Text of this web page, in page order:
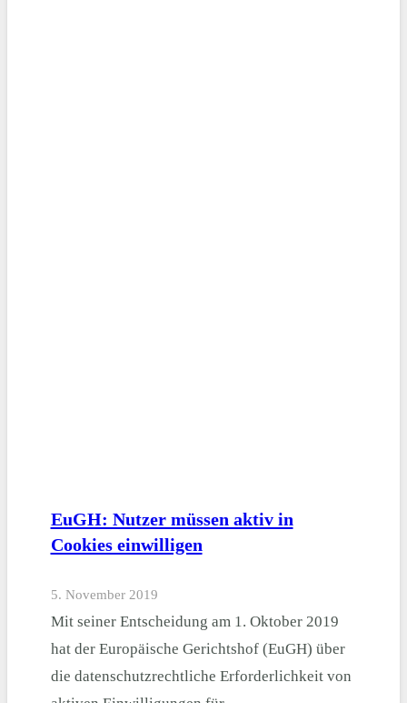
EuGH: Nutzer müssen aktiv in
Cookies einwilligen
5. November 2019
Mit seiner Entscheidung am 1. Oktober 2019
hat der Europäische Gerichtshof (EuGH) über
die datenschutzrechtliche Erforderlichkeit von